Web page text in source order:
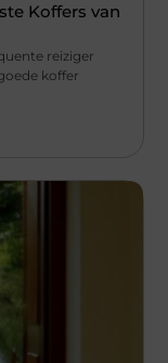
Koffers van
reiziger
koffer